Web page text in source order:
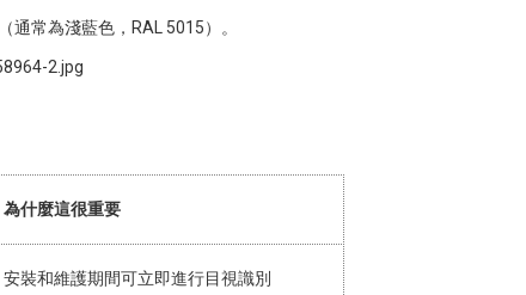
（通常為淺藍色，RAL 5015）。
為什麼這很重要
安裝和維護期間可立即進行目視識別